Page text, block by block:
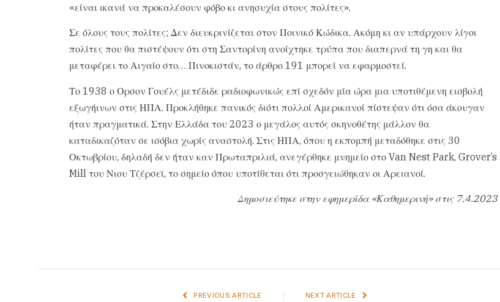
«είναι ικανά να προκαλέσουν φόβο κι ανησυχία στους πολίτες».
Σε όλους τους πολίτες; Δεν διευκρινίζεται στον Ποινικό Κώδικα. Ακόμη κι αν υπάρχουν λίγοι
πολίτες που θα πιστέψουν ότι στη Σαντορίνη ανοίχτηκε τρύπα που διαπερνά τη γη και θα
μεταφέρει το Αιγαίο στο… Πινοκιστάν, το άρθρο 191 μπορεί να εφαρμοστεί.
Το 1938 ο Ορσον Γουέλς μετέδιδε ραδιοφωνικώς επί σχεδόν μία ώρα μια υποτιθέμενη εισβολή
εξωγήινων στις ΗΠΑ. Προκλήθηκε πανικός διότι πολλοί Αμερικανοί πίστεψαν ότι όσα άκουγαν
ήταν πραγματικά. Στην Ελλάδα του 2023 ο μεγάλος αυτός σκηνοθέτης μάλλον θα
καταδικαζόταν σε ισόβια χωρίς αναστολή. Στις ΗΠΑ, όπου η εκπομπή μεταδόθηκε στις 30
Οκτωβρίου, δηλαδή δεν ήταν καν Πρωταπριλιά, ανεγέρθηκε μνημείο στο Van Nest Park, Grover’s
Mill του Νιου Τζέρσεϊ, το σημείο όπου υποτίθεται ότι προσγειώθηκαν οι Αρειανοί.
Δημοσιεύτηκε στην εφημερίδα «Καθημερινή» στις 7.4.2023
PREVIOUS ARTICLE NEXT ARTICLE